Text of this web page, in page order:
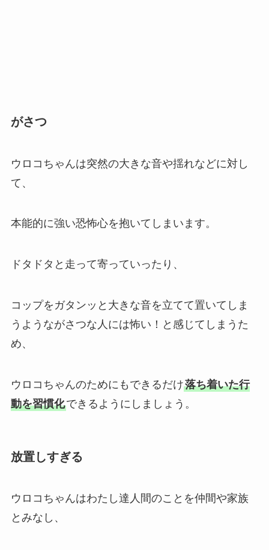
がさつ
ウロコちゃんは突然の大きな音や揺れなどに対し
て、
本能的に強い恐怖心を抱いてしまいます。
ドタドタと走って寄っていったり、
コップをガタンッと大きな音を立てて置いてしま
うようながさつな人には怖い！と感じてしまうた
め、
ウロコちゃんのためにもできるだけ落ち着いた行
動を習慣化できるようにしましょう。
放置しすぎる
ウロコちゃんはわたし達人間のことを仲間や家族
とみなし、